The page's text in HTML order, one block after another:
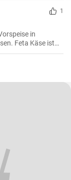
1
in
Feta Käse ist
zu salzig .
sie es